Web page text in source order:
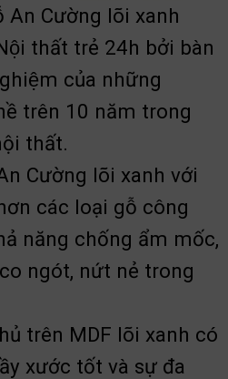
An Cường lõi xanh
thất trẻ 24h bởi bàn
của những
trên 10 năm trong
thất.
Cường lõi xanh với
các loại gỗ công
năng chống ẩm mốc,
ngót, nứt nẻ trong
trên MDF lõi xanh có
xước tốt và sự đa